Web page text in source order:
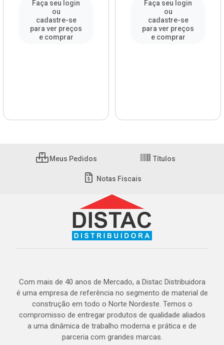
Faça seu login
ou
cadastre-se
para ver preços
e comprar
Faça seu login
ou
cadastre-se
para ver preços
e comprar
Meus Pedidos Títulos
Notas Fiscais
Com mais de 40 anos de Mercado, a Distac Distribuidora
é uma empresa de referência no segmento de material de
construção em todo o Norte Nordeste. Temos o
compromisso de entregar produtos de qualidade aliados
a uma dinâmica de trabalho moderna e prática e de
parceria com grandes marcas.